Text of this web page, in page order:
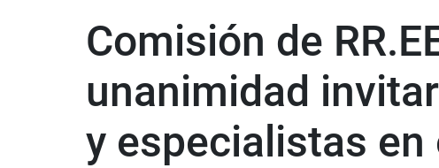
Comisión de
unanimidad
y especialistas en